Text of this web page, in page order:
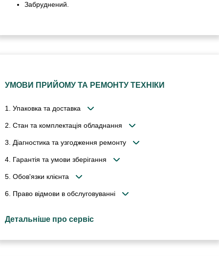
Забруднений.
УМОВИ ПРИЙОМУ ТА РЕМОНТУ ТЕХНІКИ
1. Упаковка та доставка
2. Стан та комплектація обладнання
3. Діагностика та узгодження ремонту
4. Гарантія та умови зберігання
5. Обов'язки клієнта
6. Право відмови в обслуговуванні
Детальніше про сервіс